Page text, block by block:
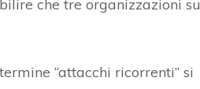
che tre organizzazioni su
“attacchi ricorrenti” si